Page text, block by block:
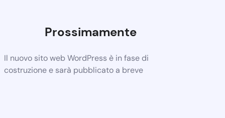
Prossimamente
Il nuovo sito web WordPress è in fase di
costruzione e sarà pubblicato a breve